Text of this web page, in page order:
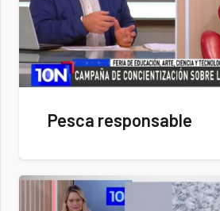
Pesca responsable